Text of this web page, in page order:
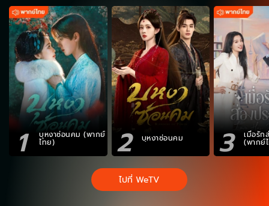
1 บุหงาซ่อนคม (พากย์
ไทย) 2 บุหงาซ่อนคม 3 เมื่อรัก
(พากย์
ไปที่ WeTV